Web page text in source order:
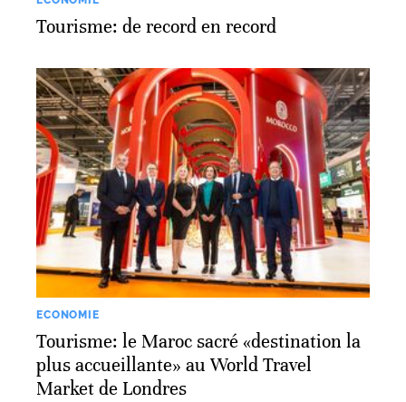
Tourisme: de record en record
ECONOMIE
Tourisme: le Maroc sacré «destination la
plus accueillante» au World Travel
Market de Londres